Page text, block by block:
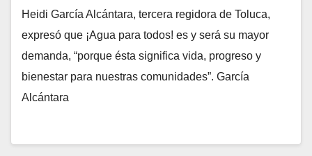
Heidi García Alcántara, tercera regidora de Toluca,
expresó que ¡Agua para todos! es y será su mayor
demanda, “porque ésta significa vida, progreso y
bienestar para nuestras comunidades”. García
Alcántara